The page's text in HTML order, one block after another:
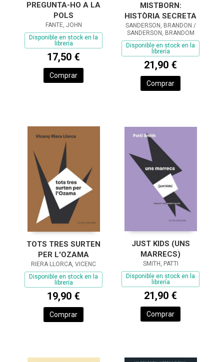
PREGUNTA-HO A LA
POLS
FANTE, JOHN
Disponible en stock en la
librería
17,50 €
Comprar
MISTBORN:
HISTÒRIA SECRETA
SANDERSON, BRANDON /
SANDERSON, BRANDOM
Disponible en stock en la
librería
21,90 €
Comprar
TOTS TRES SURTEN
PER L'OZAMA
RIERA LLORCA, VICENC
Disponible en stock en la
librería
19,90 €
Comprar
JUST KIDS (UNS
MARRECS)
SMITH, PATTI
Disponible en stock en la
librería
21,90 €
Comprar